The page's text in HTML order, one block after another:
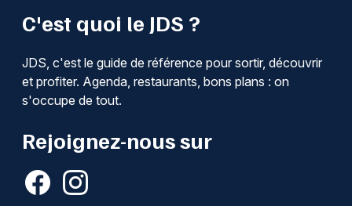
C'est quoi le JDS ?
JDS, c'est le guide de référence pour sortir, découvrir
et profiter. Agenda, restaurants, bons plans : on
s'occupe de tout.
Rejoignez-nous sur